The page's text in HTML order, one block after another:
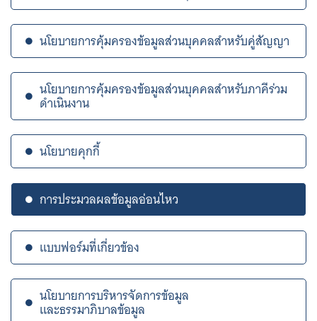
นโยบายการคุ้มครองข้อมูลส่วนบุคคลสำหรับคู่สัญญา
นโยบายการคุ้มครองข้อมูลส่วนบุคคลสำหรับภาคีร่วม
ดำเนินงาน
นโยบายคุกกี้
การประมวลผลข้อมูลอ่อนไหว
แบบฟอร์มที่เกี่ยวข้อง
นโยบายการบริหารจัดการข้อมูล
และธรรมาภิบาลข้อมูล